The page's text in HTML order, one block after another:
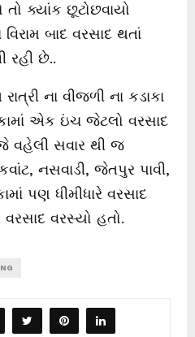
ક્યાંક છૂટોછવાયો
બાદ વરસાદ થતાં
રહી છે..
ના વીજળી ના કડાકા
એક ઇંચ જેટલો વરસાદ
વહેલી સવાર થી જ
નસવાડી, જેતપુર પાવી,
પણ ધીમીધારે વરસાદ
વરસ્યો હતો.